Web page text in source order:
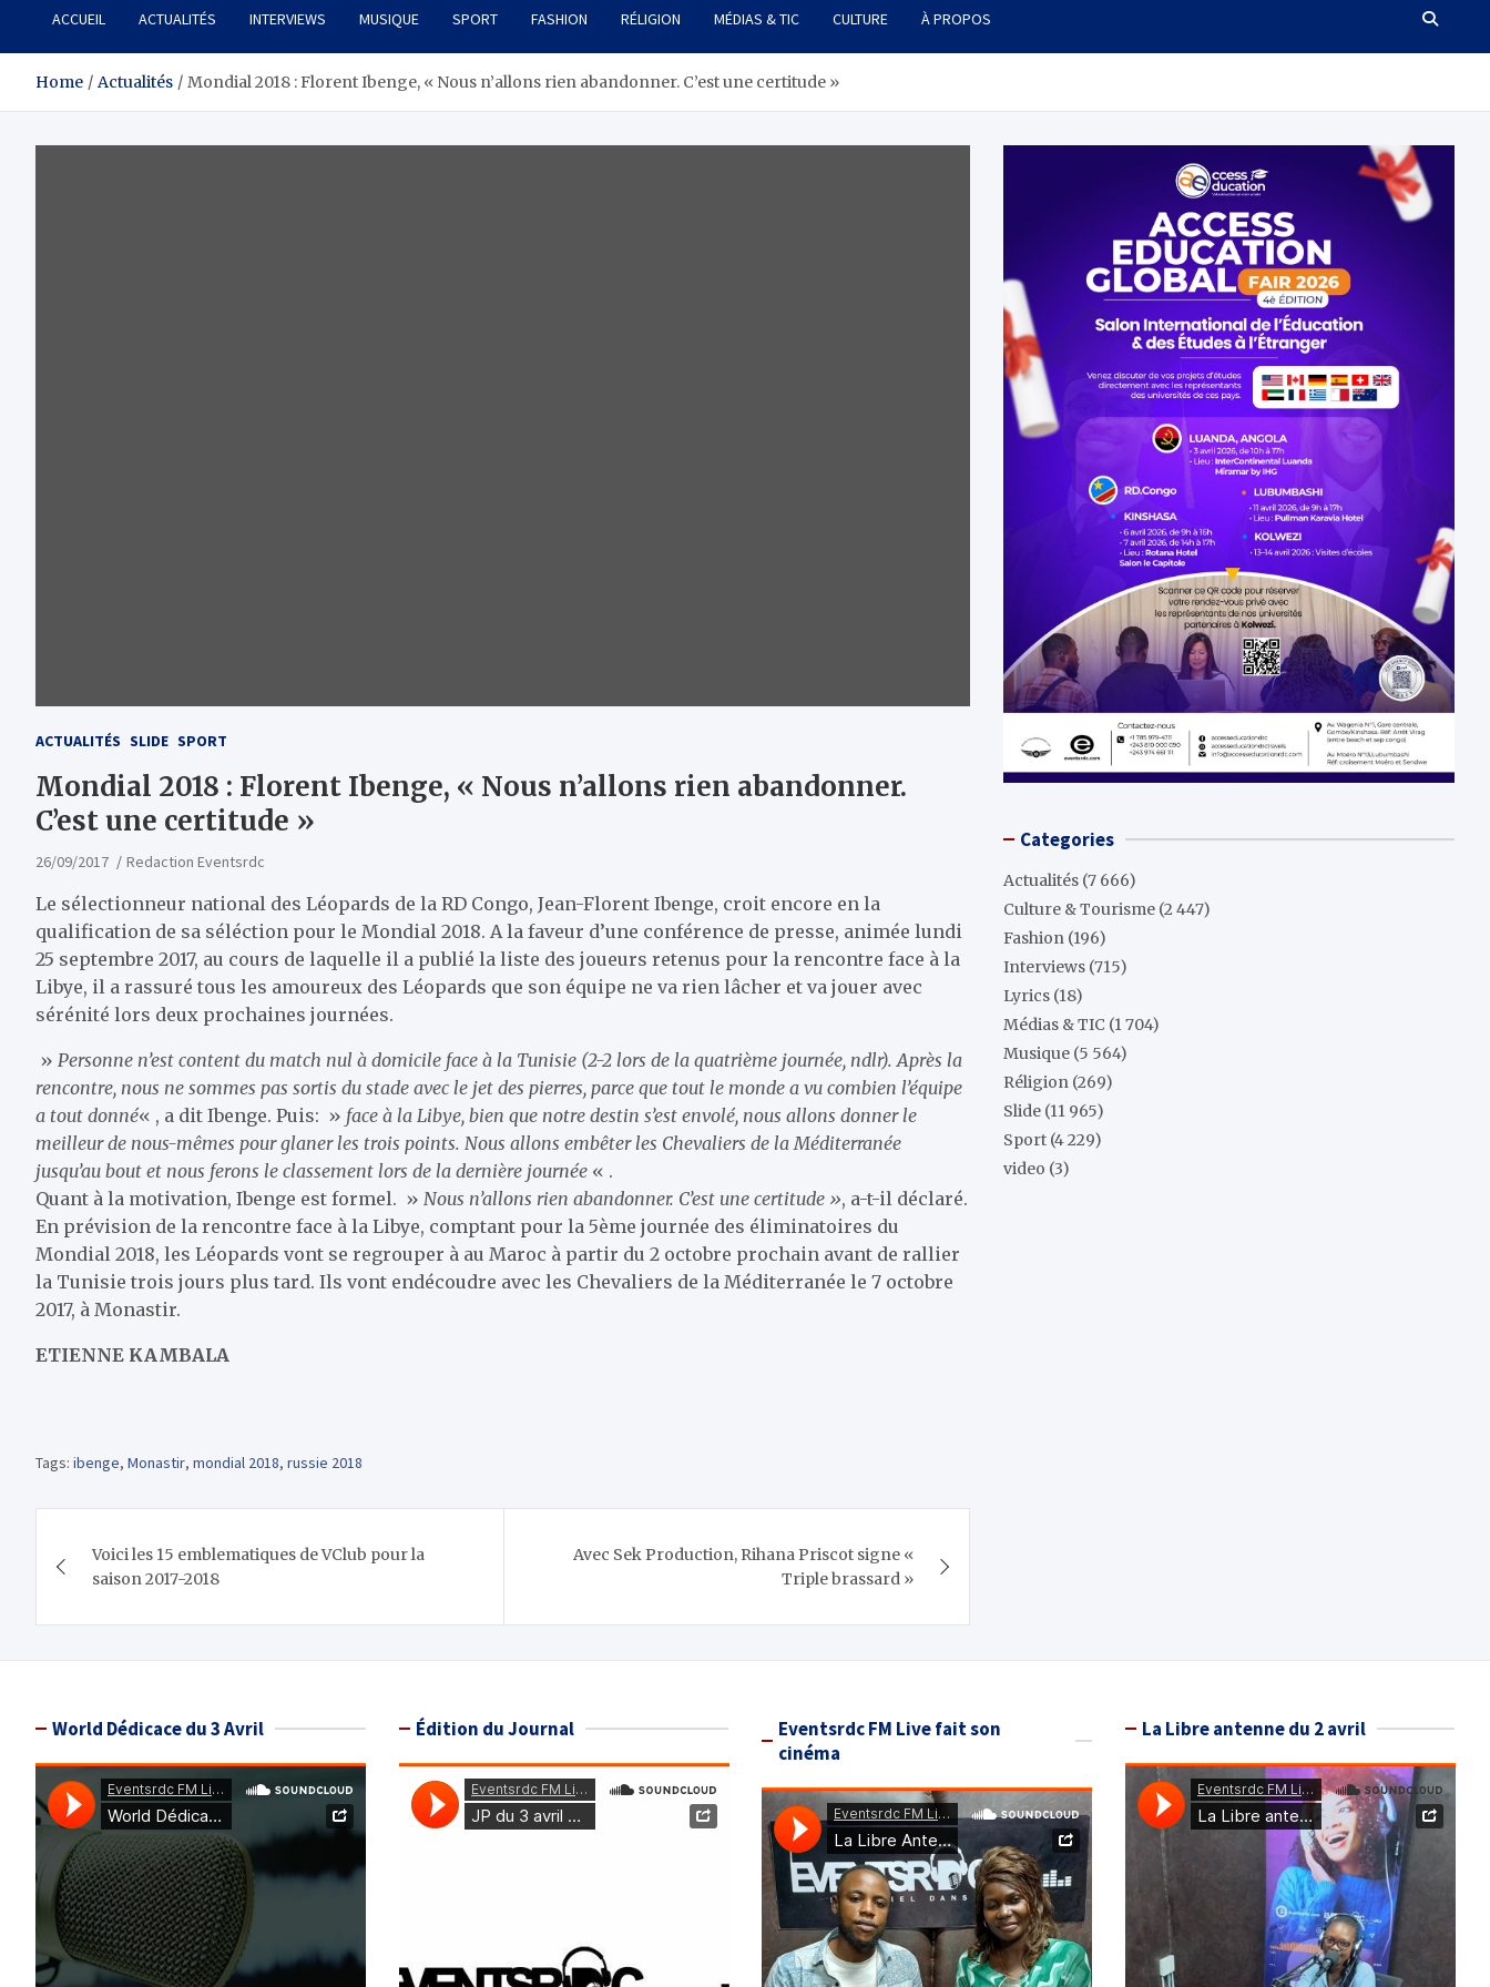
ACCUEIL ACTUALITÉS INTERVIEWS MUSIQUE SPORT FASHION RÉLIGION MÉDIAS & TIC CULTURE À PROPOS
Home Actualités Mondial 2018 : Florent Ibenge, « Nous n’allons rien abandonner. C’est une certitude »
ACTUALITÉS SLIDE SPORT
Mondial 2018 : Florent Ibenge, « Nous n’allons rien abandonner.
C’est une certitude »
26/09/2017 Redaction Eventsrdc
Le sélectionneur national des Léopards de la RD Congo, Jean-Florent Ibenge, croit encore en la
qualification de sa séléction pour le Mondial 2018. A la faveur d’une conférence de presse, animée lundi
25 septembre 2017, au cours de laquelle il a publié la liste des joueurs retenus pour la rencontre face à la
Libye, il a rassuré tous les amoureux des Léopards que son équipe ne va rien lâcher et va jouer avec
sérénité lors deux prochaines journées.
» Personne n’est content du match nul à domicile face à la Tunisie (2-2 lors de la quatrième journée, ndlr). Après la
rencontre, nous ne sommes pas sortis du stade avec le jet des pierres, parce que tout le monde a vu combien l’équipe
a tout donné« , a dit Ibenge. Puis: » face à la Libye, bien que notre destin s’est envolé, nous allons donner le
meilleur de nous-mêmes pour glaner les trois points. Nous allons embêter les Chevaliers de la Méditerranée
jusqu’au bout et nous ferons le classement lors de la dernière journée « .
Quant à la motivation, Ibenge est formel. » Nous n’allons rien abandonner. C’est une certitude », a-t-il déclaré.
En prévision de la rencontre face à la Libye, comptant pour la 5ème journée des éliminatoires du
Mondial 2018, les Léopards vont se regrouper à au Maroc à partir du 2 octobre prochain avant de rallier
la Tunisie trois jours plus tard. Ils vont endécoudre avec les Chevaliers de la Méditerranée le 7 octobre
2017, à Monastir.
ETIENNE KAMBALA
Tags: ibenge, Monastir, mondial 2018, russie 2018
de
l’article
Voici les 15 emblematiques de VClub pour la
saison 2017-2018
Avec Sek Production, Rihana Priscot signe «
Triple brassard »
Categories
Actualités (7 666)
Culture & Tourisme (2 447)
Fashion (196)
Interviews (715)
Lyrics (18)
Médias & TIC (1 704)
Musique (5 564)
Réligion (269)
Slide (11 965)
Sport (4 229)
video (3)
World Dédicace du 3 Avril Édition du Journal
Eventsrdc FM Live fait son
cinéma
La Libre antenne du 2 avril